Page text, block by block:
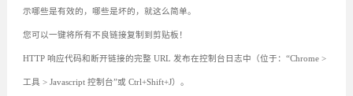
示哪些是有效的，哪些是坏的，就这么简单。
您可以一键将所有不良链接复制到剪贴板！
HTTP 响应代码和断开链接的完整 URL 发布在控制台日志中（位于：“Chrome >
工具 > Javascript 控制台”或 Ctrl+Shift+J）。